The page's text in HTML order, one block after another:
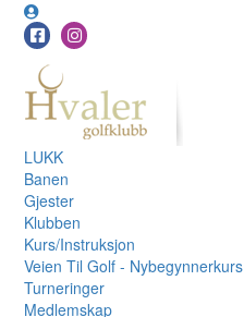
LUKK
Banen
Gjester
Klubben
Kurs/Instruksjon
Veien Til Golf - Nybegynnerkurs
Turneringer
Medlemskap